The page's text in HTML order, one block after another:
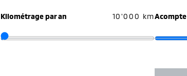
Kilométrage par an 10'000 kmAcompte